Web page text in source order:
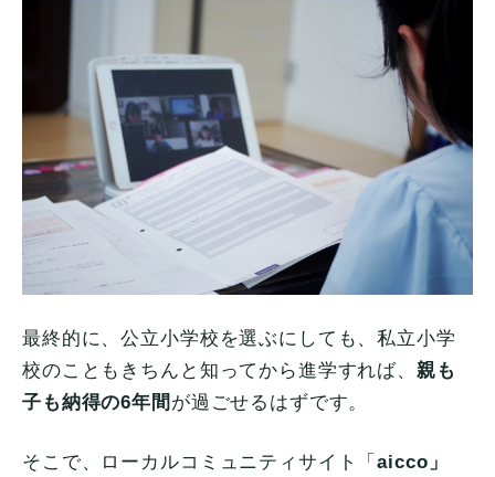
最終的に、公立小学校を選ぶにしても、私立小学
校のこともきちんと知ってから進学すれば、 親も
子も納得の6年間 が過ごせるはずです。
そこで、ローカルコミュニティサイト「aicco」